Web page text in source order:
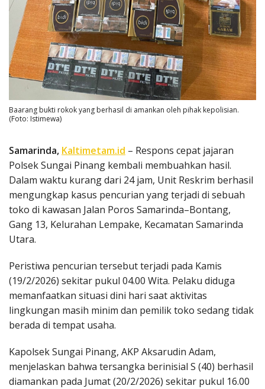
Baarang bukti rokok yang berhasil di amankan oleh pihak kepolisian.
(Foto: Istimewa)
Samarinda, Kaltimetam.id – Respons cepat jajaran
Polsek Sungai Pinang kembali membuahkan hasil.
Dalam waktu kurang dari 24 jam, Unit Reskrim berhasil
mengungkap kasus pencurian yang terjadi di sebuah
toko di kawasan Jalan Poros Samarinda–Bontang,
Gang 13, Kelurahan Lempake, Kecamatan Samarinda
Utara.
Peristiwa pencurian tersebut terjadi pada Kamis
(19/2/2026) sekitar pukul 04.00 Wita. Pelaku diduga
memanfaatkan situasi dini hari saat aktivitas
lingkungan masih minim dan pemilik toko sedang tidak
berada di tempat usaha.
Kapolsek Sungai Pinang, AKP Aksarudin Adam,
menjelaskan bahwa tersangka berinisial S (40) berhasil
diamankan pada Jumat (20/2/2026) sekitar pukul 16.00